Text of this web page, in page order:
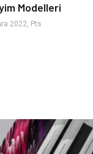
Pazarlama
Modelleri
2022, Pts